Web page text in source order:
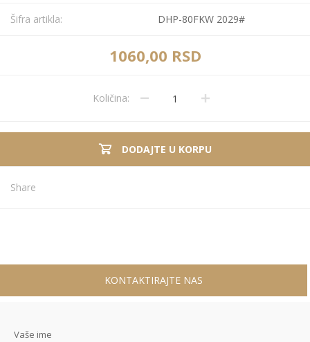
Šifra artikla: DHP-80FKW 2029#
1060,00 RSD
Količina:
DODAJTE U KORPU
Share
KONTAKTIRAJTE NAS
Vaše ime